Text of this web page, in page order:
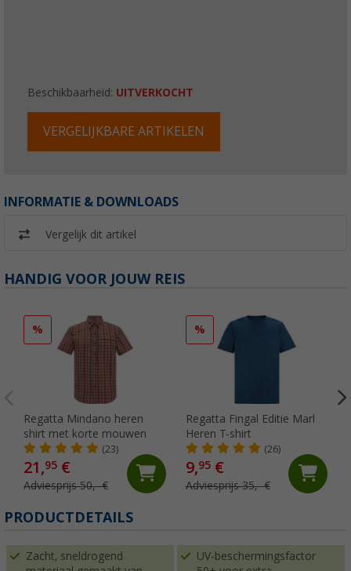
Beschikbaarheid: UITVERKOCHT
VERGELIJKBARE ARTIKELEN
INFORMATIE & DOWNLOADS
Vergelijk dit artikel
HANDIG VOOR JOUW REIS
%
Regatta Mindano heren
shirt met korte mouwen
(23)
21,95 €
Adviesprijs 50,- €
%
Regatta Fingal Editie Marl
Heren T-shirt
(26)
9,95€
Adviesprijs 35,- €
PRODUCTDETAILS
Zacht, sneldrogend
UV-beschermingsfactor